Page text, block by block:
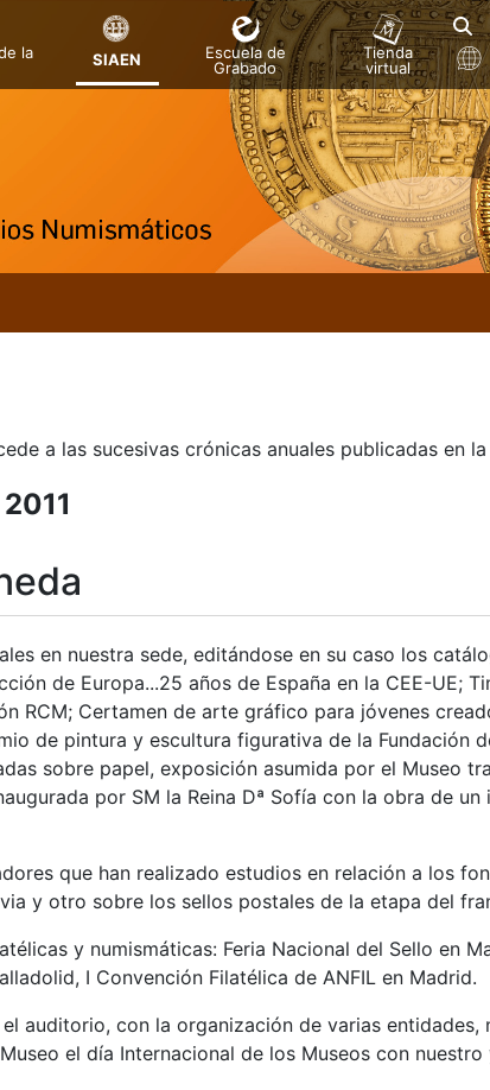
la
SIAEN
Escuela de
Grabado
Tienda
virtual
a las sucesivas crónicas anuales publicadas en
en nuestra sede, editándose en su caso los
de Europa...25 años de España en la CEE-UE;
RCM; Certamen de arte gráfico para jóvenes
de pintura y escultura figurativa de la Fundación
sobre papel, exposición asumida por el Museo
por SM la Reina Dª Sofía con la obra de
que han realizado estudios en relación a los
y otro sobre los sellos postales de la etapa del
y numismáticas: Feria Nacional del Sello en
I Convención Filatélica de ANFIL en Madrid.
auditorio, con la organización de varias
el día Internacional de los Museos con